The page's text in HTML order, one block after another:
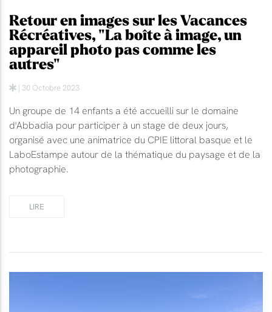
Retour en images sur les Vacances
Récréatives, "La boîte à image, un
appareil photo pas comme les
autres"
| 30 Octobre 2023
Un groupe de 14 enfants a été accueilli sur le domaine
d'Abbadia pour participer à un stage de deux jours,
organisé avec une animatrice du CPIE littoral basque et le
LaboEstampe autour de la thématique du paysage et de la
photographie.
LIRE